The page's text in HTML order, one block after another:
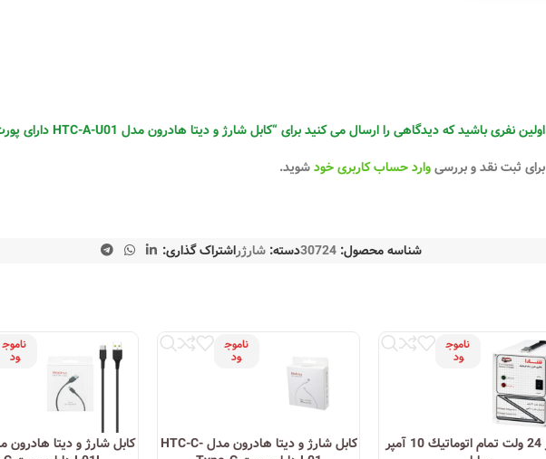
اولین نفری باشید که دیدگاهی را ارسال می کنید برای “کابل شارژ و دیتا هادرون مدل HTC-A-U01 دارای پورت USB Micro”
برای ثبت نقد و بررسیوارد حساب کاربری خودشوید.
شناسه محصول: 30724دسته: شارژراشتراک گذاری:
ناموج
ود
شارژر 24 ولت تمام اتوماتيك 10 آمپر
ناموج
ود
کابل شارژ و دیتا هادرون مدل HTC-C-
ناموج
ود